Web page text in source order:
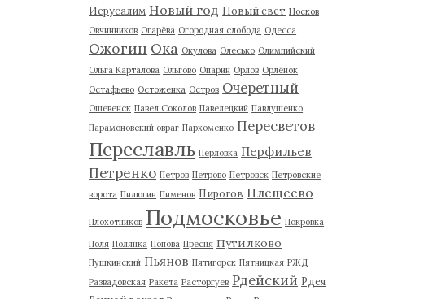
Иерусалим Новый год Новый свет Носков
Овчинников Огарёва Огородная слобода Одесса
Ожогин Ока Окулова Олесько Олимпийский
Ольга Карталова Ольгово Опарин Орлов Орлёнок
Остафьево Остоженка Остров Очеретный
Ошевенск Павел Соколов Павелецкий Павлушенко
Парамоновский овраг Пархоменко Пересветов
Переславль Перловка Перфильев
Петренко Петров Петрово Петровск Петровские
ворота Пилюгин Пименов Пирогов Плещеево
Плохотников Подмосковье Покровка
Поля Полянка Попова Пресня Путилково
Пушкинский Пьянов Пятигорск Пятницкая РЖД
Развадовская Ракета Расторгуев Рдейский Рдея